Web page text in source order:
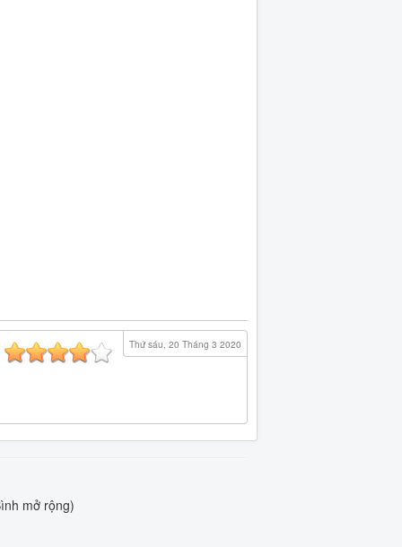
Thứ sáu, 20 Tháng 3 2020
mở rộng)